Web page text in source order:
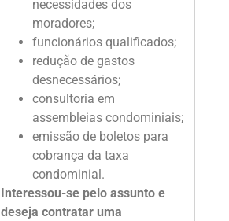
necessidades dos
moradores;
funcionários qualificados;
redução de gastos
desnecessários;
consultoria em
assembleias condominiais;
emissão de boletos para
cobrança da taxa
condominial.
Interessou-se pelo assunto e
deseja contratar uma